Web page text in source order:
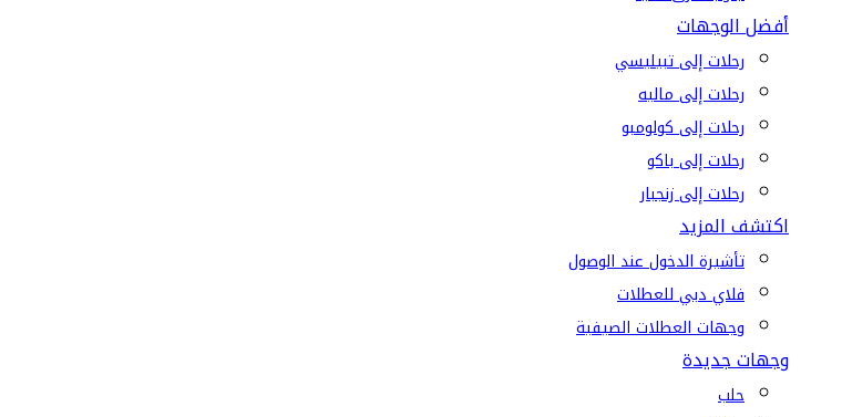
أفضل الوجهات
رحلات إلى تبيليسي
رحلات إلى ماليه
رحلات إلى كولومبو
رحلات إلى باكو
رحلات إلى زنجبار
اكتشف المزيد
تأشيرة الدخول عند الوصول
فلاي دبي للعطلات
وجهات العطلات الصيفية
وجهات جديدة
حلب